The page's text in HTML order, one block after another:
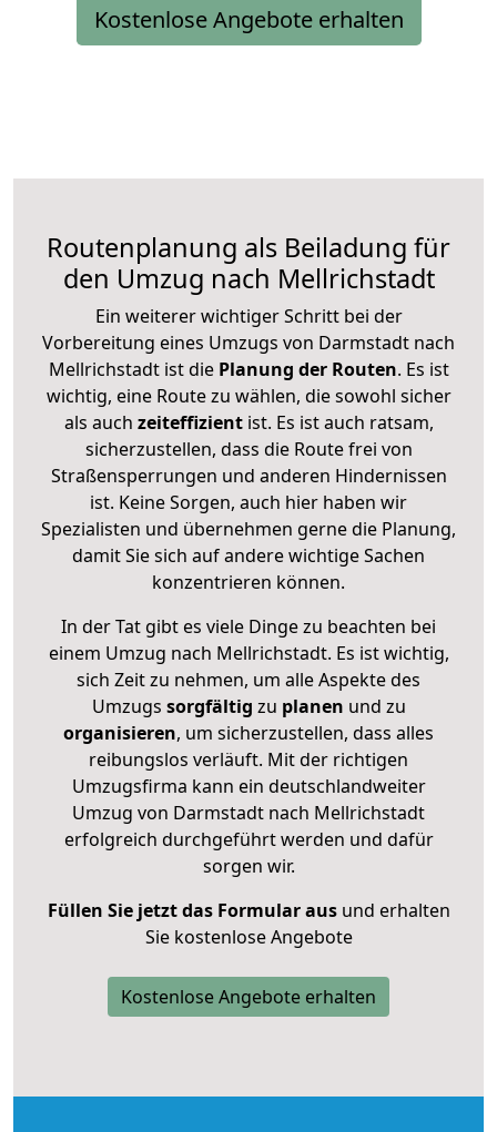
Kostenlose Angebote erhalten
Routenplanung als Beiladung für
den Umzug nach Mellrichstadt
Ein weiterer wichtiger Schritt bei der
Vorbereitung eines Umzugs von Darmstadt nach
Mellrichstadt ist diePlanung der Routen. Es ist
wichtig, eine Route zu wählen, die sowohl sicher
als auch zeiteffizientist. Es ist auch ratsam,
sicherzustellen, dass die Route frei von
Straßensperrungen und anderen Hindernissen
ist. Keine Sorgen, auch hier haben wir
Spezialisten und übernehmen gerne die Planung,
damit Sie sich auf andere wichtige Sachen
konzentrieren können.
In der Tat gibt es viele Dinge zu beachten bei
einem Umzug nach Mellrichstadt. Es ist wichtig,
sich Zeit zu nehmen, um alle Aspekte des
Umzugs sorgfältig zu planen und zu
organisieren, um sicherzustellen, dass alles
reibungslos verläuft. Mit der richtigen
Umzugsfirma kann ein deutschlandweiter
Umzug von Darmstadt nach Mellrichstadt
erfolgreich durchgeführt werden und dafür
sorgen wir.
Füllen Sie jetzt das Formular ausund erhalten
Sie kostenlose Angebote
Kostenlose Angebote erhalten